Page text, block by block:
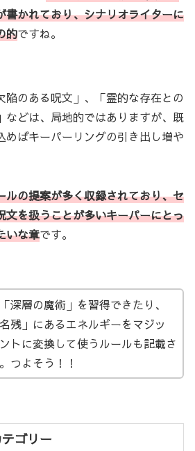
書かれており、シナリオライターに
的ですね。
陥のある呪文」、「霊的な存在との
などは、局地的ではありますが、既
めばキーパーリングの引き出し増や
ルの提案が多く収録されており、セ
文を扱うことが多いキーパーにとっ
いな章です。
深層の魔術」を習得できたり、
残」にあるエネルギーをマジッ
トに変換して使うルールも記載さ
つよそう！！
ゴリー